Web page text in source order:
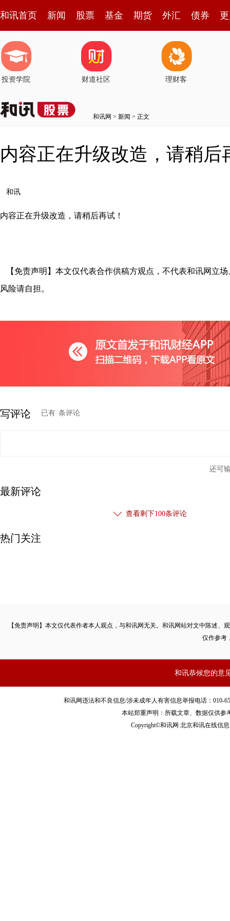
和讯首页 新闻 股票 基金 期货 外汇 债券
投资学院 财道社区 理财客
和讯网 > 新闻 > 正文
内容正在升级改造，请稍后
和讯
内容正在升级改造，请稍后再试！
【免责声明】本文仅代表合作供稿方观点，不代表和讯网立
风险请自担。
写评论 已有 条评论
还可
最新评论
查看剩下100条评论
热门关注
【免责声明】本文仅代表作者本人观点，与和讯网无关。和讯网站对文中陈述
仅作参考
和讯恭候您的意
和讯网违法和不良信息/涉未成年人有害信息举报电话：010-
本站郑重声明：所载文章、数据仅供参
Copyright©和讯网 北京和讯在线信